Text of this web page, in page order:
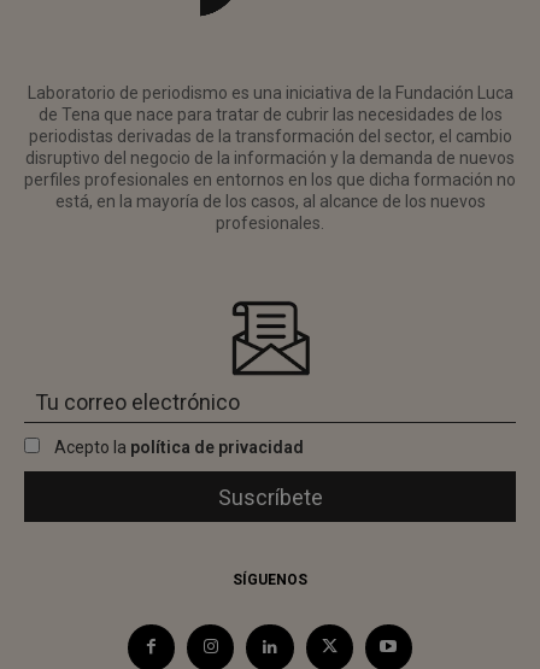
Laboratorio de periodismo es una iniciativa de la Fundación Luca
de Tena que nace para tratar de cubrir las necesidades de los
periodistas derivadas de la transformación del sector, el cambio
disruptivo del negocio de la información y la demanda de nuevos
perfiles profesionales en entornos en los que dicha formación no
está, en la mayoría de los casos, al alcance de los nuevos
profesionales.
Acepto la política de privacidad
SÍGUENOS